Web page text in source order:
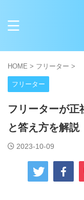
HOME > フリーター >
フリーター
フリーターが正
と答え方を解説
2023-10-09